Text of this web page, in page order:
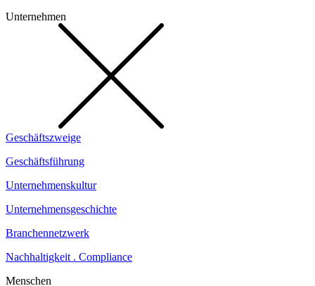
Unternehmen
Geschäftszweige
Geschäftsführung
Unternehmenskultur
Unternehmensgeschichte
Branchennetzwerk
Nachhaltigkeit . Compliance
Menschen